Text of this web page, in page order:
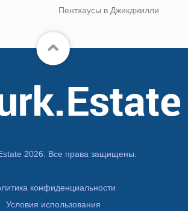
Пентхаусы в Джикджилли
2026. Все права защищены.
конфиденциальности
Условия использования